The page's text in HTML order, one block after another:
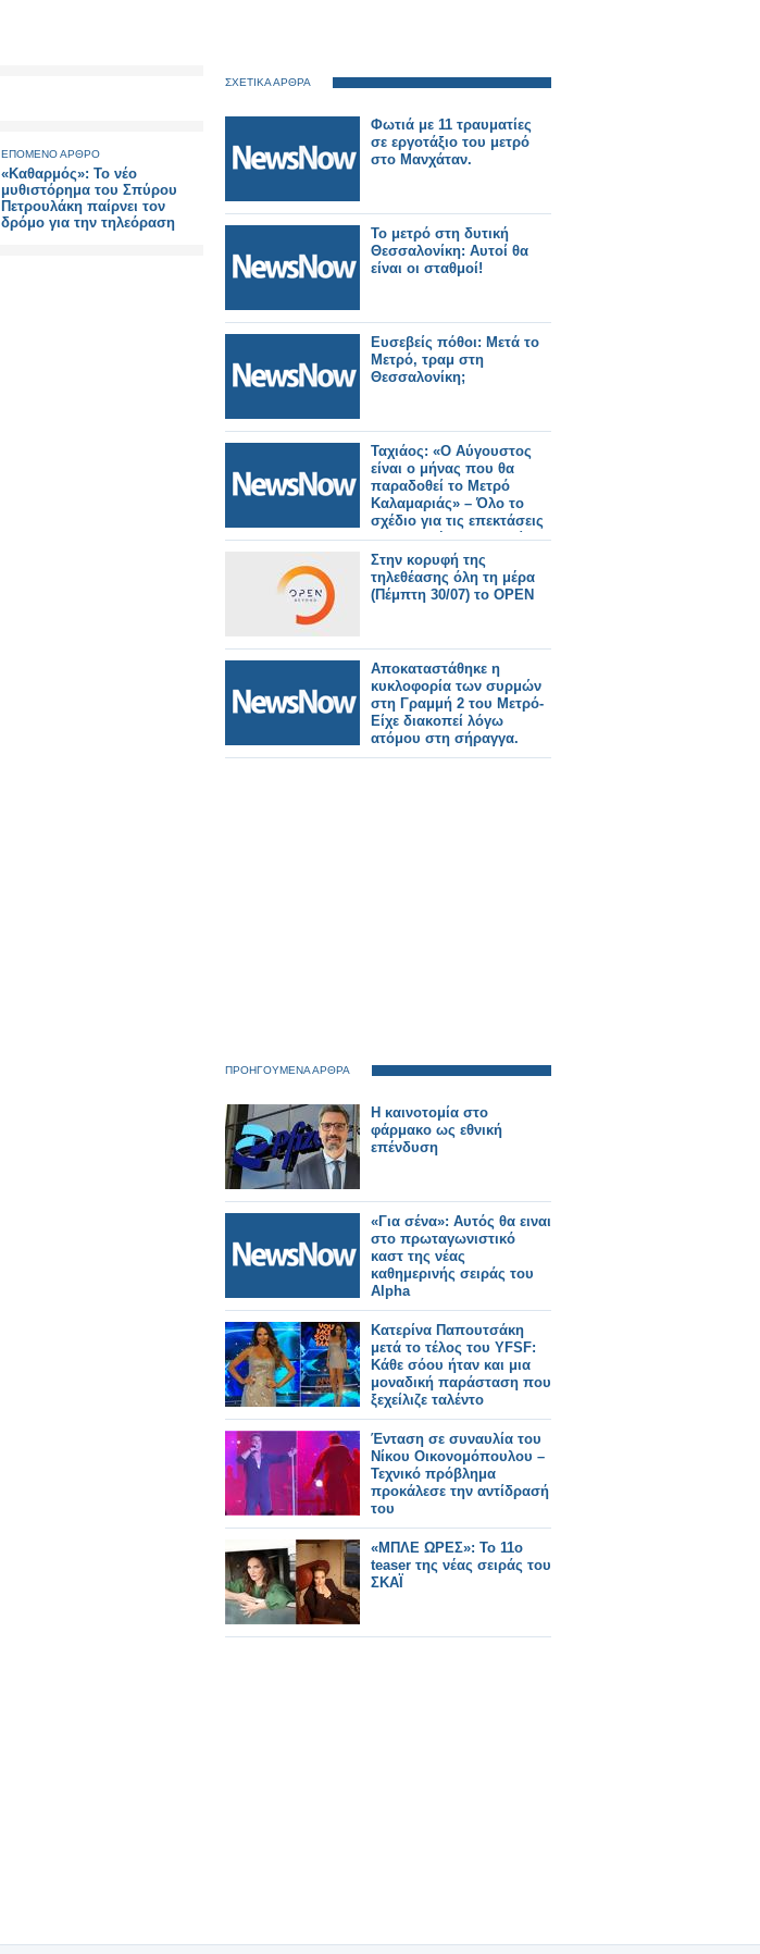
ΕΠΟΜΕΝΟ ΑΡΘΡΟ
«Καθαρμός»: Το νέο
μυθιστόρημα του Σπύρου
Πετρουλάκη παίρνει τον
δρόμο για την τηλεόραση
ΣΧΕΤΙΚΑ ΑΡΘΡΑ
Φωτιά με 11 τραυματίες
σε εργοτάξιο του μετρό
στο Μανχάταν.
Το μετρό στη δυτική
Θεσσαλονίκη: Αυτοί θα
είναι οι σταθμοί!
Ευσεβείς πόθοι: Μετά το
Μετρό, τραμ στη
Θεσσαλονίκη;
Ταχιάος: «Ο Αύγουστος
είναι ο μήνας που θα
παραδοθεί το Μετρό
Καλαμαριάς» – Όλο το
σχέδιο για τις επεκτάσεις
στη δυτική Θεσσαλονίκη.
Στην κορυφή της
τηλεθέασης όλη τη μέρα
(Πέμπτη 30/07) το OPEN
Αποκαταστάθηκε η
κυκλοφορία των συρμών
στη Γραμμή 2 του Μετρό-
Είχε διακοπεί λόγω
ατόμου στη σήραγγα.
ΠΡΟΗΓΟΥΜΕΝΑ ΑΡΘΡΑ
Η καινοτομία στο
φάρμακο ως εθνική
επένδυση
«Για σένα»: Αυτός θα ειναι
στο πρωταγωνιστικό
καστ της νέας
καθημερινής σειράς του
Alpha
Κατερίνα Παπουτσάκη
μετά το τέλος του YFSF:
Κάθε σόου ήταν και μια
μοναδική παράσταση που
ξεχείλιζε ταλέντο
Ένταση σε συναυλία του
Νίκου Οικονομόπουλου –
Τεχνικό πρόβλημα
προκάλεσε την αντίδρασή
του
«ΜΠΛΕ ΩΡΕΣ»: Το 11ο
teaser της νέας σειράς του
ΣΚΑΪ